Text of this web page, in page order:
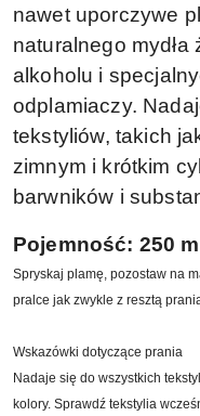
nawet uporczywe
naturalnego mydła
alkoholu i
odplamiaczy.
tekstyliów, takich
zimnym i krótkim
barwników i
Pojemność: 250
Spryskaj plamę, pozostaw na
pralce jak zwykle z resztą
Wskazówki dotyczące prania
Nadaje się do wszystkich
kolory. Sprawdź tekstylia